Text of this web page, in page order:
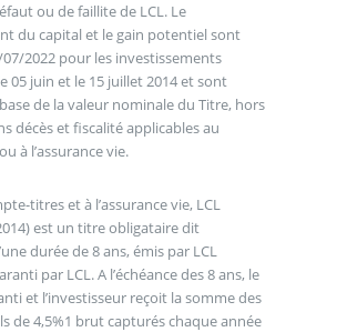
ou de faillite de LCL. Le
du capital et le gain potentiel sont
2022 pour les investissements
05 juin et le 15 juillet 2014 et sont
de la valeur nominale du Titre, hors
décès et fiscalité applicables au
à l’assurance vie.
titres et à l’assurance vie, LCL
est un titre obligataire dit
durée de 8 ans, émis par LCL
par LCL. A l’échéance des 8 ans, le
et l’investisseur reçoit la somme des
de 4,5%1 brut capturés chaque année